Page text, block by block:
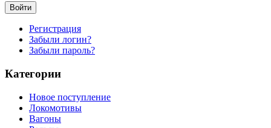
Войти
Регистрация
Забыли логин?
Забыли пароль?
Категории
Новое поступление
Локомотивы
Вагоны